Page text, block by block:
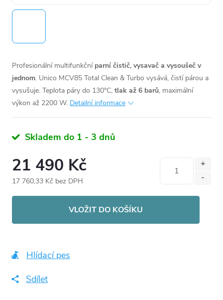
Profesionální multifunkční parní čistič, vysavač a vysoušeč v
jednom. Unico MCV85 Total Clean & Turbo vysává, čistí párou a
vysušuje. Teplota páry do 130°C, tlak až 6 barů, maximální
výkon až 2200 W. Detailní informace
Skladem do 1 - 3 dnů
21 490 Kč
17 760,33 Kč bez DPH
VLOŽIT DO KOŠÍKU
Hlídací pes
Sdílet